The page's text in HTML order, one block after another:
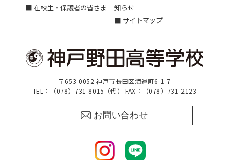
■ 在校生・保護者の皆さま
知らせ
■ サイトマップ
〒653-0052 神戸市長田区海運町6-1-7
TEL：（078）731-8015（代） FAX：（078）731-2123
お問い合わせ